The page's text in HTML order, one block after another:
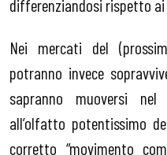
differenziandosi rispetto
Nei mercati del
potranno invece
sapranno muoversi
all’olfatto potentissimo
corretto “movimento